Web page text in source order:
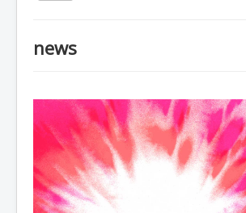
FEROMIL
SONATA DI PORTO
DE MAGNET
SONIC TUBES
BOUYER
news